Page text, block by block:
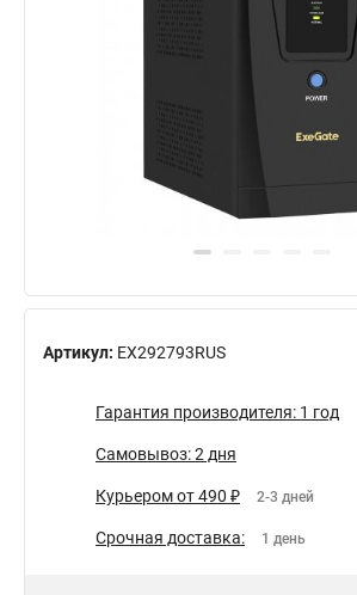
Артикул: EX292793RUS
Гарантия производителя: 1 год
Самовывоз: 2 дня
Курьером от 490 ₽ 2-3 дней
Срочная доставка: 1 день